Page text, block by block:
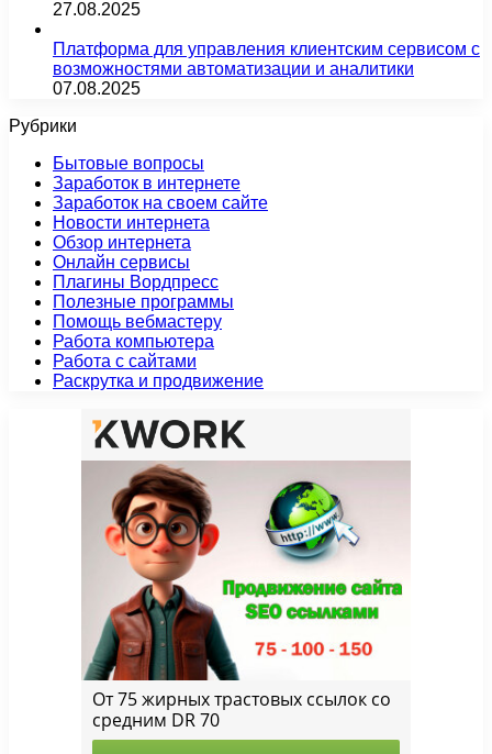
27.08.2025
Платформа для управления клиентским сервисом с
возможностями автоматизации и аналитики
07.08.2025
Рубрики
Бытовые вопросы
Заработок в интернете
Заработок на своем сайте
Новости интернета
Обзор интернета
Онлайн сервисы
Плагины Вордпресс
Полезные программы
Помощь вебмастеру
Работа компьютера
Работа с сайтами
Раскрутка и продвижение